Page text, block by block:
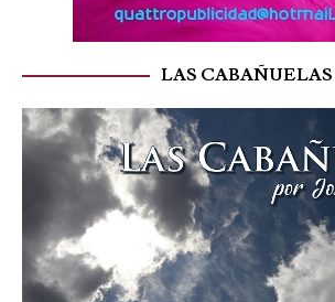
LAS CABAÑUELAS